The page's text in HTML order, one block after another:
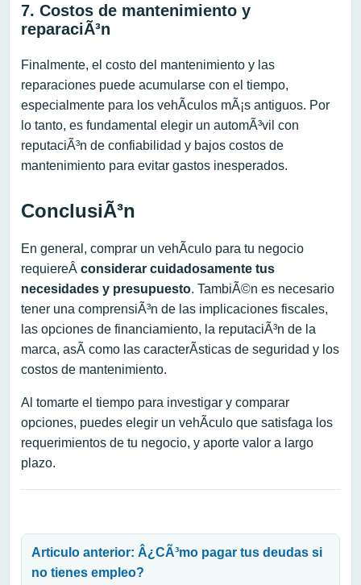
7. Costos de mantenimiento y
reparaciÃ³n
Finalmente, el costo del mantenimiento y las
reparaciones puede acumularse con el tiempo,
especialmente para los vehÃ­culos mÃ¡s antiguos. Por
lo tanto, es fundamental elegir un automÃ³vil con
reputaciÃ³n de confiabilidad y bajos costos de
mantenimiento para evitar gastos inesperados.
ConclusiÃ³n
En general, comprar un vehÃ­culo para tu negocio
requiereÂ considerar cuidadosamente tus
necesidades y presupuesto. TambiÃ©n es necesario
tener una comprensiÃ³n de las implicaciones fiscales,
las opciones de financiamiento, la reputaciÃ³n de la
marca, asÃ­ como las caracterÃ­sticas de seguridad y los
costos de mantenimiento.
Al tomarte el tiempo para investigar y comparar
opciones, puedes elegir un vehÃ­culo que satisfaga los
requerimientos de tu negocio, y aporte valor a largo
plazo.
Articulo anterior: Â¿CÃ³mo pagar tus deudas si
no tienes empleo?